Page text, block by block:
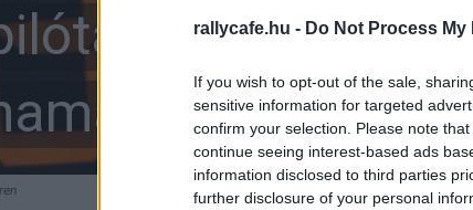
rallycafe.hu - Do Not Process
If you wish to opt-out of the sale,
sensitive information for targeted
confirm your selection. Please note
continue seeing interest-based ads
information disclosed to third parties
further disclosure of your personal
küzdelmébe,
bele fog